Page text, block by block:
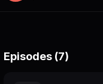
Episodes (7)